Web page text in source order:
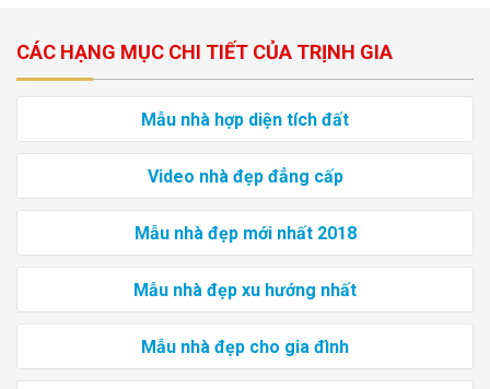
CÁC HẠNG MỤC CHI TIẾT CỦA TRỊNH GIA
Mẫu nhà hợp diện tích đất
Video nhà đẹp đẳng cấp
Mẫu nhà đẹp mới nhất 2018
Mẫu nhà đẹp xu hướng nhất
Mẫu nhà đẹp cho gia đình